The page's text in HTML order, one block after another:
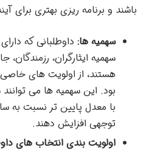
باشند و برنامه ریزی بهتری برای
سهمیه ها: داوطلبانی که
سهمیه ایثارگران، رزمندگان،
هستند، از اولویت های
بود. این سهمیه ها می
با معدل پایین تر نسبت به
توجهی افزایش دهند.
اولویت بندی انتخاب های